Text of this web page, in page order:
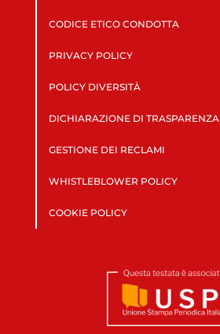
CODICE ETICO CONDOTTA
PRIVACY POLICY
POLICY DIVERSITÀ
DICHIARAZIONE DI TRASPARENZA
GESTIONE DEI RECLAMI
WHISTLEBLOWER POLICY
COOKIE POLICY